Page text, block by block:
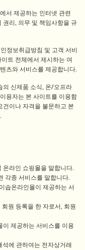
서 제공하는 인터넷 관련
리, 의무 및 책임사항을 규
정보취급방침 및 고객 서비
트 전체에서 제시하는 여
츠와 서비스를 제공합니다.
의 신제품 소식, 온/오프라
용자는 본 사이트를 이용함
건이나 자격을 불문하고 본
온라인 쇼핑몰을 말합니다.
각종 서비스를 말합니다.
솝온라인몰이 제공하는 서
원 등록을 한 자로서, 회원
이 제공하는 서비스를 이용
에 관하여는 전자상거래